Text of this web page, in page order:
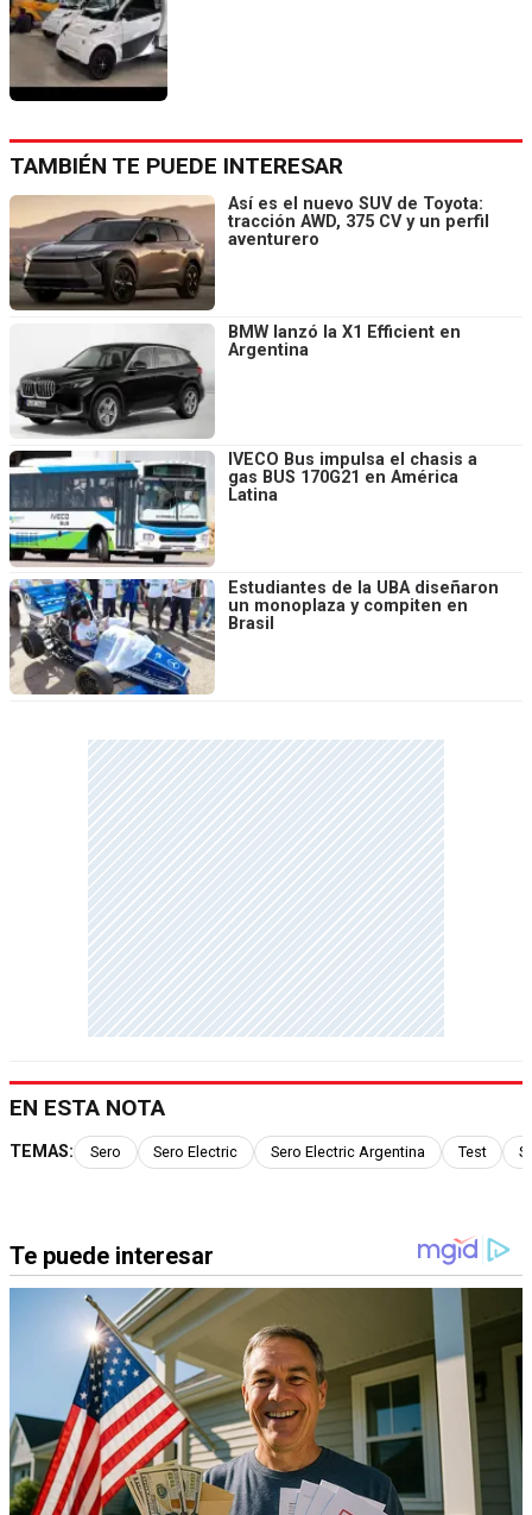
TAMBIÉN TE PUEDE INTERESAR
Así es el nuevo SUV de Toyota:
tracción AWD, 375 CV y un perfil
aventurero
BMW lanzó la X1 Efficient en
Argentina
IVECO Bus impulsa el chasis a
gas BUS 170G21 en América
Latina
Estudiantes de la UBA diseñaron
un monoplaza y compiten en
Brasil
EN ESTA NOTA
TEMAS: Sero Sero Electric Sero Electric Argentina Test